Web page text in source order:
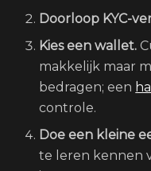
Doorloop KYC-
Kies een wallet.
makkelijk maar
bedragen; een
controle.
Doe een kleine
te leren kennen